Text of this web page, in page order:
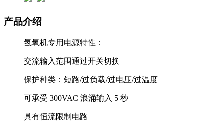
产品介绍
氢氧机专用电源特性：
交流输入范围通过开关切换
保护种类：短路/过负载/过电压/过温度
可承受 300VAC 浪涌输入 5 秒
具有恒流限制电路